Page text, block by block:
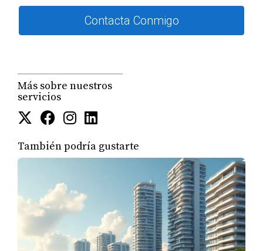
Préstamos Convencionales:Generalmente
prestamistas permiten que los extranjeros
califiquen bajo ciertas condiciones.
Préstamos Internacionales:
ofrecen productos específicos para
requerir documentación adicional.
NATURALES
Para ilustrar mejor cómo funcionan las tasas de
interés y los préstamos para inversionistas
Contacta Conmigo
Más sobre nuestros
servicios
También podría gustarte